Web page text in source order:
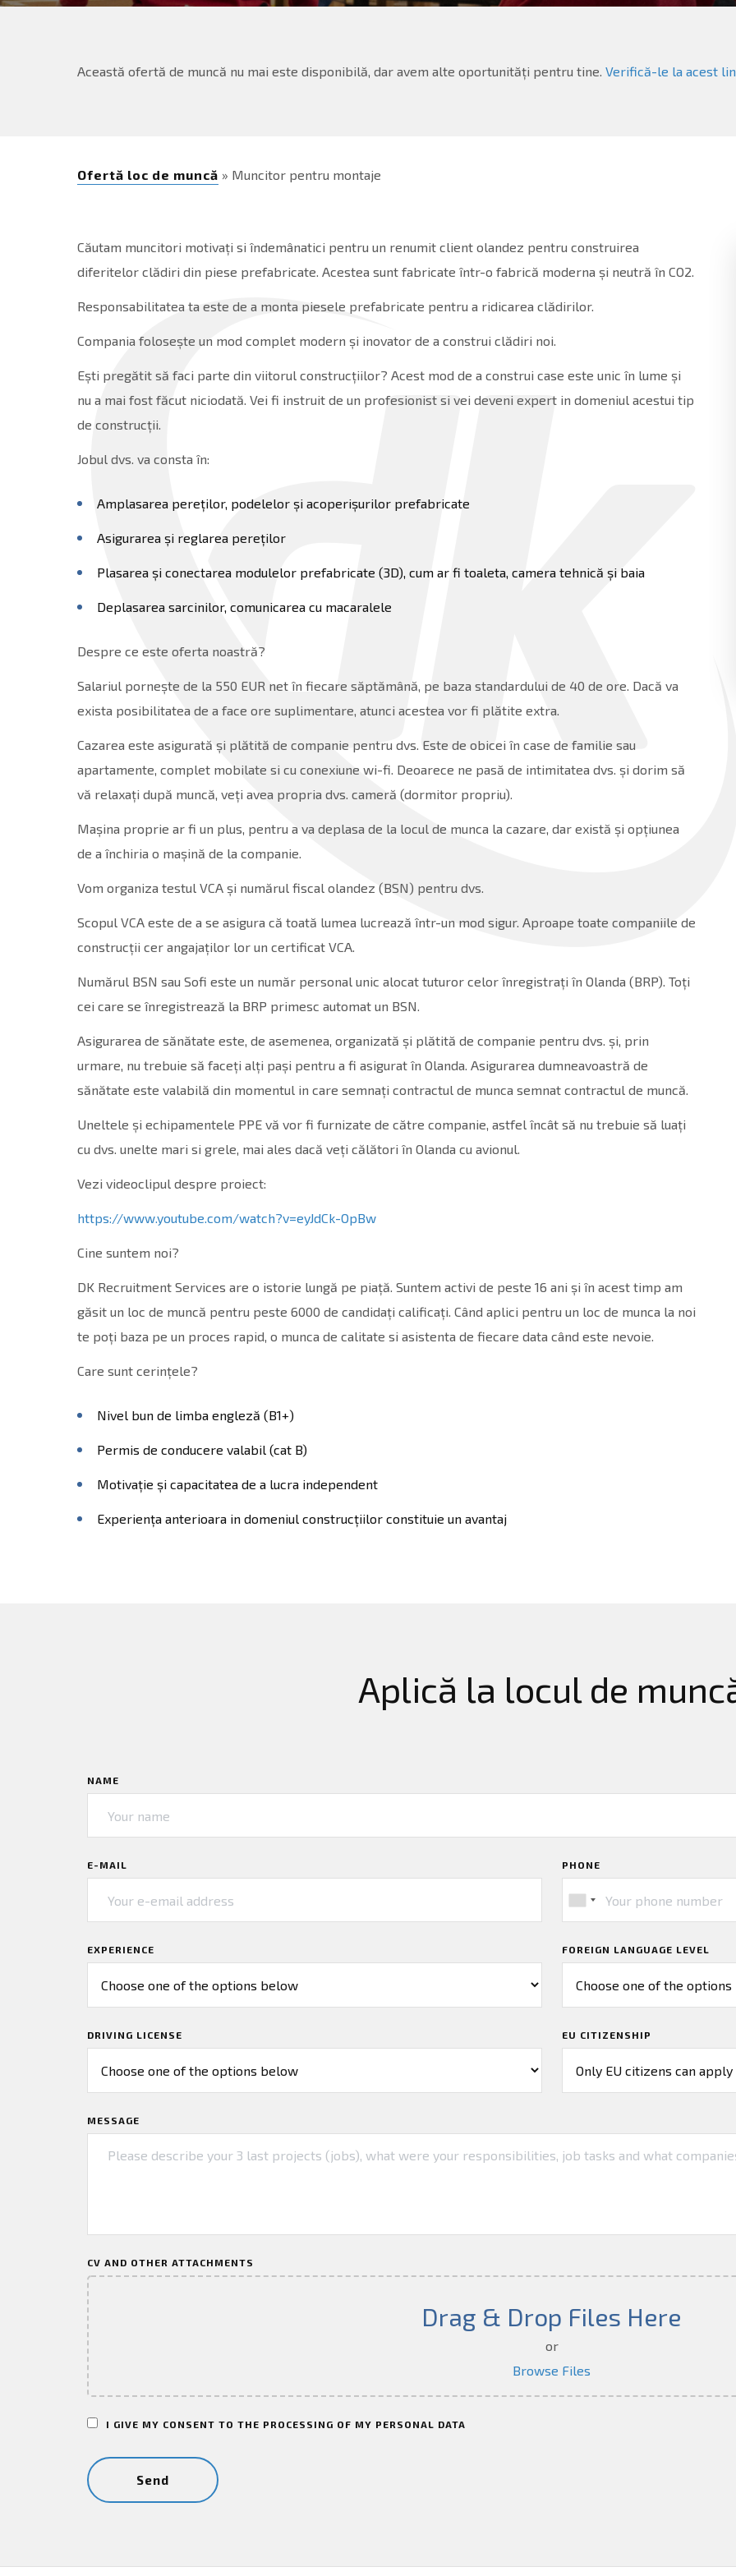
Această ofertă de muncă nu mai este disponibilă, dar avem alte oportunități pentru tine.Verifică-le la acest
Ofertă loc de muncă » Muncitor pentru montaje
Căutam muncitori motivați si îndemânatici pentru un renumit client olandez pentru construirea
diferitelor clădiri din piese prefabricate. Acestea sunt fabricate într-o fabrică moderna și neutră în CO2.
Responsabilitatea ta este de a monta piesele prefabricate pentru a ridicarea clădirilor.
Compania folosește un mod complet modern și inovator de a construi clădiri noi.
Ești pregătit să faci parte din viitorul construcțiilor? Acest mod de a construi case este unic în lume și
nu a mai fost făcut niciodată. Vei fi instruit de un profesionist si vei deveni expert in domeniul acestui tip
de construcții.
Jobul dvs. va consta în:
Amplasarea pereților, podelelor și acoperișurilor prefabricate
Asigurarea și reglarea pereților
Plasarea și conectarea modulelor prefabricate (3D), cum ar fi toaleta, camera tehnică și baia
Deplasarea sarcinilor, comunicarea cu macaralele
Despre ce este oferta noastră?
Salariul pornește de la 550 EUR net în fiecare săptămână, pe baza standardului de 40 de ore. Dacă va
exista posibilitatea de a face ore suplimentare, atunci acestea vor fi plătite extra.
Cazarea este asigurată și plătită de companie pentru dvs. Este de obicei în case de familie sau
apartamente, complet mobilate si cu conexiune wi-fi. Deoarece ne pasă de intimitatea dvs. și dorim să
vă relaxați după muncă, veți avea propria dvs. cameră (dormitor propriu).
Mașina proprie ar fi un plus, pentru a va deplasa de la locul de munca la cazare, dar există și opțiunea
de a închiria o mașină de la companie.
Vom organiza testul VCA și numărul fiscal olandez (BSN) pentru dvs.
Scopul VCA este de a se asigura că toată lumea lucrează într-un mod sigur. Aproape toate companiile de
construcții cer angajaților lor un certificat VCA.
Numărul BSN sau Sofi este un număr personal unic alocat tuturor celor înregistrați în Olanda (BRP). Toți
cei care se înregistrează la BRP primesc automat un BSN.
Asigurarea de sănătate este, de asemenea, organizată și plătită de companie pentru dvs. și, prin
urmare, nu trebuie să faceți alți pași pentru a fi asigurat în Olanda. Asigurarea dumneavoastră de
sănătate este valabilă din momentul in care semnați contractul de munca semnat contractul de muncă.
Uneltele și echipamentele PPE vă vor fi furnizate de către companie, astfel încât să nu trebuie să luați
cu dvs. unelte mari si grele, mai ales dacă veți călători în Olanda cu avionul.
Vezi videoclipul despre proiect:
https://www.youtube.com/watch?v=eyJdCk-OpBw
Cine suntem noi?
DK Recruitment Services are o istorie lungă pe piață. Suntem activi de peste 16 ani și în acest timp am
găsit un loc de muncă pentru peste 6000 de candidați calificați. Când aplici pentru un loc de munca la noi
te poți baza pe un proces rapid, o munca de calitate si asistenta de fiecare data când este nevoie.
Care sunt cerințele?
Nivel bun de limba engleză (B1+)
Permis de conducere valabil (cat B)
Motivație și capacitatea de a lucra independent
Experiența anterioara in domeniul construcțiilor constituie un avantaj
Aplică la locul de
NAME
E-MAIL PHONE
EXPERIENCE FOREIGN LANGUAGE LEVEL
DRIVING LICENSE EU CITIZENSHIP
MESSAGE
CV AND OTHER ATTACHMENTS
Drag & Drop Files Here
or
Browse Files
I GIVE MY CONSENT TO THE PROCESSING OF MY PERSONAL DATA